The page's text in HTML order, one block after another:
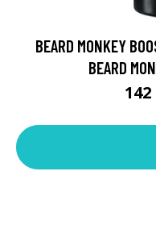
BEARD MONKEY
BEARD